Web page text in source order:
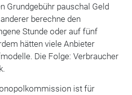
Grundgebühr pauschal Geld
berechne den
Stunde oder auf fünf
hätten viele Anbieter
Die Folge: Verbraucher
ist für